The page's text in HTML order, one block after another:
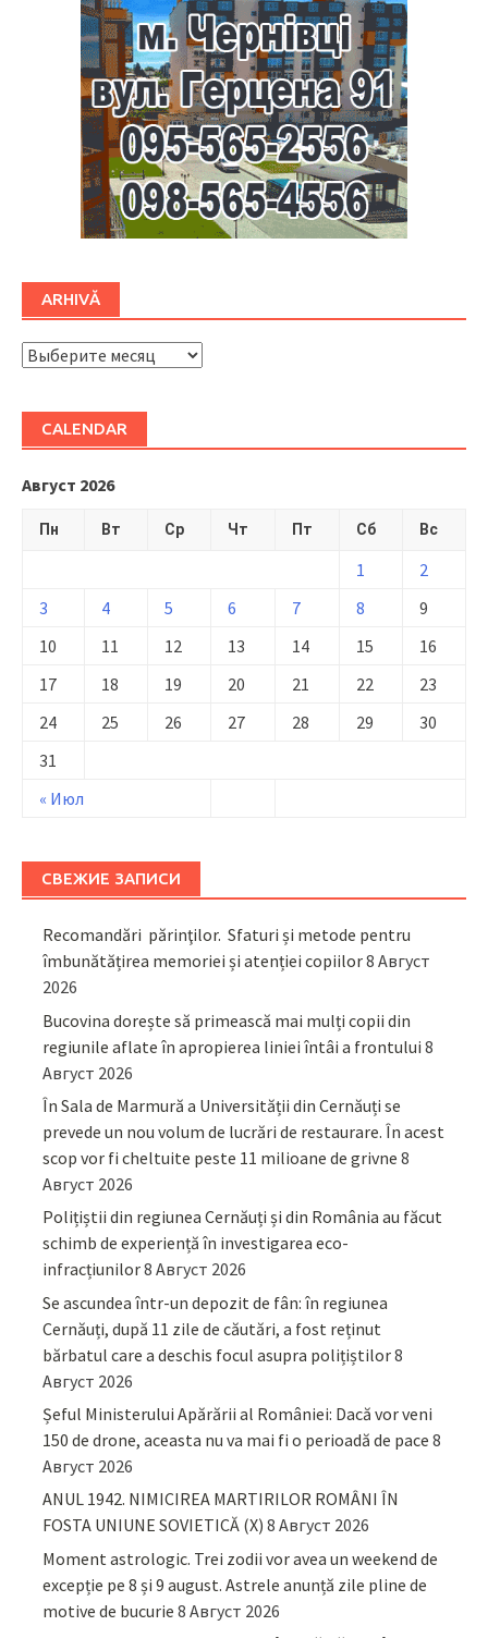
ARHIVĂ
ARHIVĂ
CALENDAR
Август 2026
Пн Вт Ср Чт Пт Сб Вс
« Июл
1
2
3
4 5 6 7 8
9
10
11 12 13 14 15
16
17
18 19 20 21 22
23
24
25 26 27 28 29
30
31
СВЕЖИЕ ЗАПИСИ
Recomandări părinţilor. Sfaturi și metode pentru
îmbunătățirea memoriei și atenției copiilor8 Август
2026
Bucovina dorește să primească mai mulți copii din
regiunile aflate în apropierea liniei întâi a frontului 8
Август 2026
În Sala de Marmură a Universității din Cernăuți se
prevede un nou volum de lucrări de restaurare. În acest
scop vor fi cheltuite peste 11 milioane de grivne 8
Август 2026
Polițiștii din regiunea Cernăuți și din România au făcut
schimb de experiență în investigarea eco-
infracțiunilor8 Август 2026
Se ascundea într-un depozit de fân: în regiunea
Cernăuți, după 11 zile de căutări, a fost reținut
bărbatul care a deschis focul asupra polițiștilor8
Август 2026
Șeful Ministerului Apărării al României: Dacă vor veni
150 de drone, aceasta nu va mai fi o perioadă de pace 8
Август 2026
ANUL 1942. NIMICIREA MARTIRILOR ROMÂNI ÎN
FOSTA UNIUNE SOVIETICĂ (X) 8 Август 2026
Moment astrologic. Trei zodii vor avea un weekend de
excepție pe 8 și 9 august. Astrele anunță zile pline de
motive de bucurie 8 Август 2026